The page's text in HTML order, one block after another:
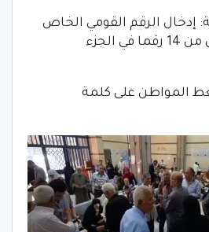
إدخال الرقم القومي الخاص
بالمستعلم والمكون من 14 رقما في الجزء
المواطن على كلمة